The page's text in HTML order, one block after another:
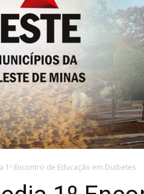
1º Encontro de Educação em Diabetes